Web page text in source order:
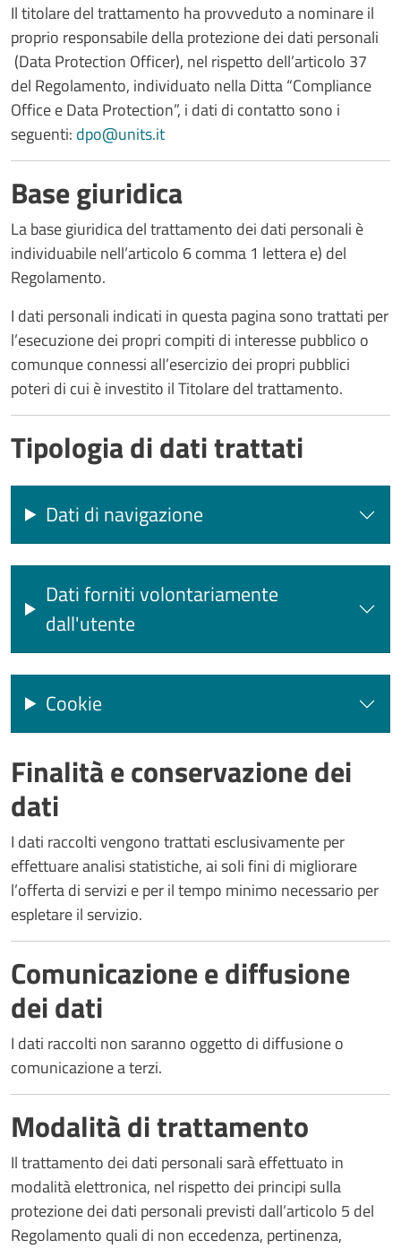
Il titolare del trattamento ha provveduto a nominare il
proprio responsabile della protezione dei dati personali
(Data Protection Officer), nel rispetto dell’articolo 37
del Regolamento, individuato nella Ditta “Compliance
Office e Data Protection”, i dati di contatto sono i
seguenti: dpo@units.it
Base giuridica
La base giuridica del trattamento dei dati personali è
individuabile nell’articolo 6 comma 1 lettera e) del
Regolamento.
I dati personali indicati in questa pagina sono trattati per
l’esecuzione dei propri compiti di interesse pubblico o
comunque connessi all’esercizio dei propri pubblici
poteri di cui è investito il Titolare del trattamento.
Tipologia di dati trattati
Dati di navigazione
Dati forniti volontariamente
dall'utente
Cookie
Finalità e conservazione dei
dati
I dati raccolti vengono trattati esclusivamente per
effettuare analisi statistiche, ai soli fini di migliorare
l’offerta di servizi e per il tempo minimo necessario per
espletare il servizio.
Comunicazione e diffusione
dei dati
I dati raccolti non saranno oggetto di diffusione o
comunicazione a terzi.
Modalità di trattamento
Il trattamento dei dati personali sarà effettuato in
modalità elettronica, nel rispetto dei principi sulla
protezione dei dati personali previsti dall’articolo 5 del
Regolamento quali di non eccedenza, pertinenza,